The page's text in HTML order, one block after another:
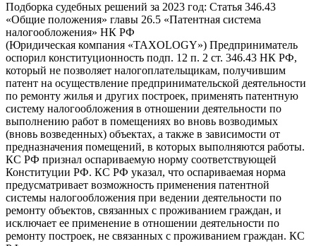
Подборка судебных решений за 2023 год: Статья 346.43
«Общие положения» главы 26.5 «Патентная система
налогообложения» НК РФ
(Юридическая компания «TAXOLOGY») Предприниматель
оспорил конституционность подп. 12 п. 2 ст. 346.43 НК РФ,
который не позволяет налогоплательщикам, получившим
патент на осуществление предпринимательской деятельности
по ремонту жилья и других построек, применять патентную
систему налогообложения в отношении деятельности по
выполнению работ в помещениях во вновь возводимых
(вновь возведенных) объектах, а также в зависимости от
предназначения помещений, в которых выполняются работы.
КС РФ признал оспариваемую норму соответствующей
Конституции РФ. КС РФ указал, что оспариваемая норма
предусматривает возможность применения патентной
системы налогообложения при ведении деятельности по
ремонту объектов, связанных с проживанием граждан, и
исключает ее применение в отношении деятельности по
ремонту построек, не связанных с проживанием граждан. КС